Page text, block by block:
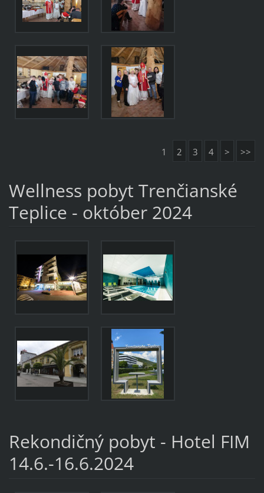
1 2 3 4 > >>
Wellness pobyt Trenčianské
Teplice - október 2024
Rekondičný pobyt - Hotel FIM
14.6.-16.6.2024